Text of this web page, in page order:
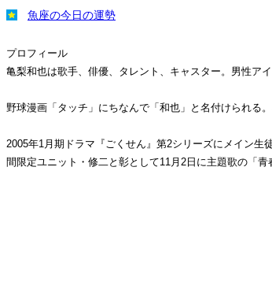
魚座の今日の運勢
プロフィール
亀梨和也は歌手、俳優、タレント、キャスター。男性ア
野球漫画「タッチ」にちなんで「和也」と名付けられる
2005年1月期ドラマ『ごくせん』第2シリーズにメイン
間限定ユニット・修二と彰として11月2日に主題歌の「